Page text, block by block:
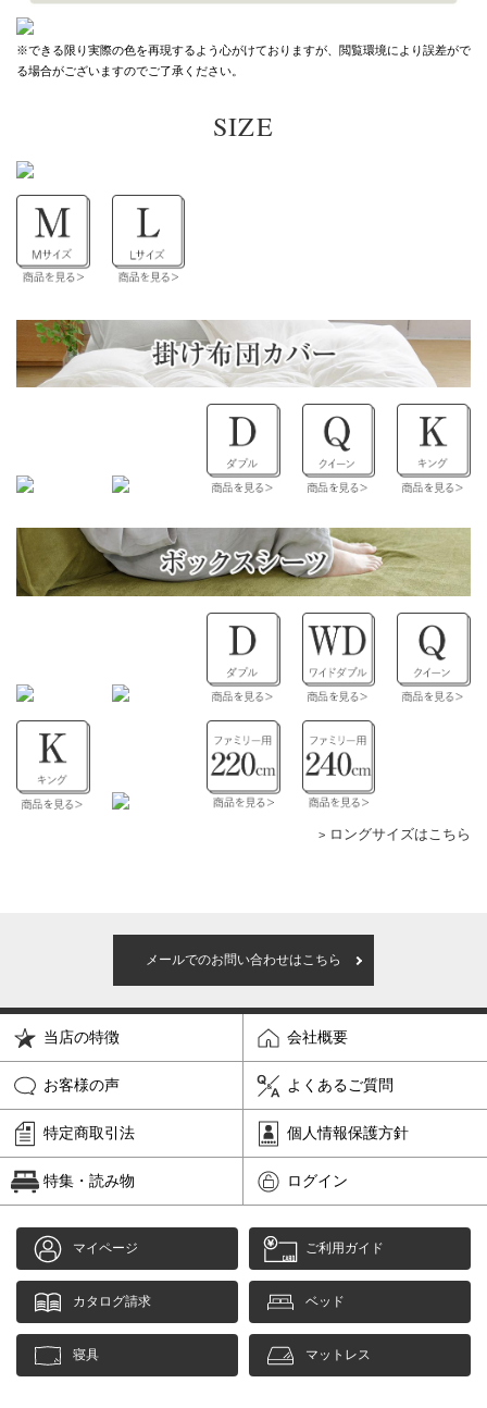
※できる限り実際の色を再現するよう心がけておりますが、 閲覧環境により誤差がで
る場合がございますのでご了承ください。
SIZE
ロングサイズはこちら
メールでのお問い合わせはこちら
当店の特徴 会社概要
お客様の声 よくあるご質問
特定商取引法 個人情報保護方針
特集・読み物 ログイン
マイページ ご利用ガイド
カタログ請求 ベッド
寝具 マットレス